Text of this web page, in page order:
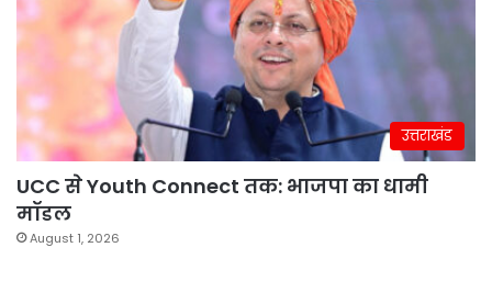
उत्तराखंड
UCC से Youth Connect तक: भाजपा का धामी
मॉडल
August 1, 2026